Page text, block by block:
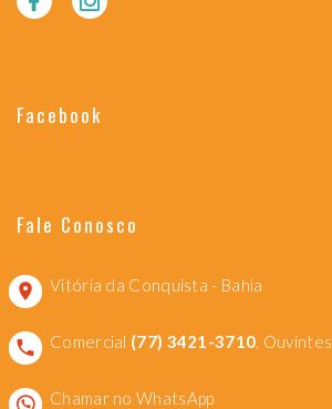
Facebook
Fale Conosco
Vitória da Conquista - Bahia
Comercial (77) 3421-3710, Ouvintes
Chamar no WhatsApp